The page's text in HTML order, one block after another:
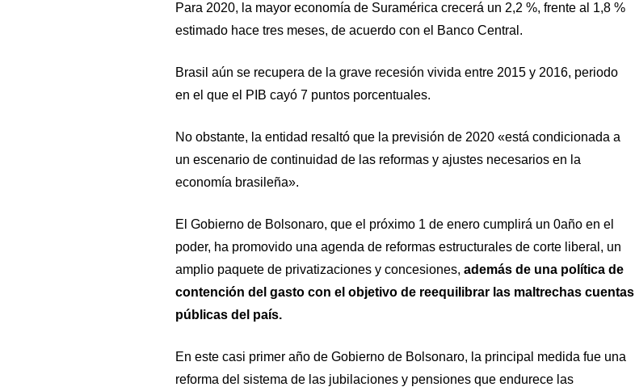
Para 2020, la mayor economía de Suramérica crecerá un 2,2 %, frente al 1,8 %
estimado hace tres meses, de acuerdo con el Banco Central.
Brasil aún se recupera de la grave recesión vivida entre 2015 y 2016, periodo
en el que el PIB cayó 7 puntos porcentuales.
No obstante, la entidad resaltó que la previsión de 2020 «está condicionada a
un escenario de continuidad de las reformas y ajustes necesarios en la
economía brasileña».
El Gobierno de Bolsonaro, que el próximo 1 de enero cumplirá un 0año en el
poder, ha promovido una agenda de reformas estructurales de corte liberal, un
amplio paquete de privatizaciones y concesiones, además de una política de
contención del gasto con el objetivo de reequilibrar las maltrechas cuentas
públicas del país.
En este casi primer año de Gobierno de Bolsonaro, la principal medida fue una
reforma del sistema de las jubilaciones y pensiones que endurece las